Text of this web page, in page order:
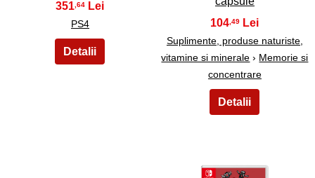
351 ,64
PS4
104 ,49
Suplimente, produse naturiste,
vitamine si minerale › Memorie si
concentrare